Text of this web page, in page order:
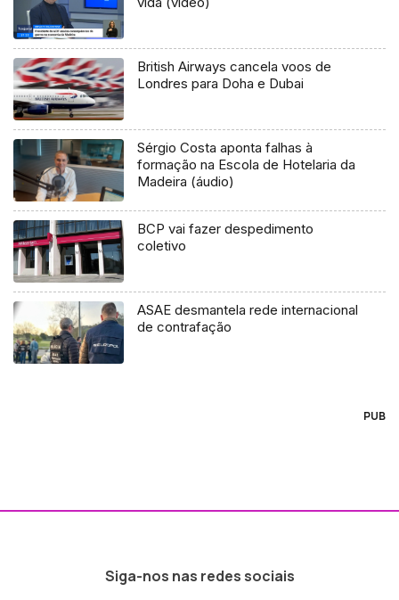
British Airways cancela voos de
Londres para Doha e Dubai
Sérgio Costa aponta falhas à
formação na Escola de Hotelaria da
Madeira (áudio)
BCP vai fazer despedimento
coletivo
ASAE desmantela rede internacional
de contrafação
PUB
Siga-nos nas redes sociais